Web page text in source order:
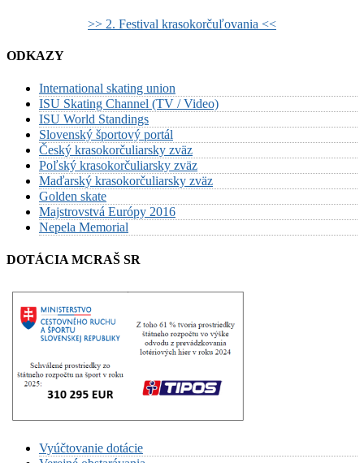
>> 2. Festival krasokorčuľovania <<
ODKAZY
International skating union
ISU Skating Channel (TV / Video)
ISU World Standings
Slovenský športový portál
Český krasokorčuliarsky zväz
Poľský krasokorčuliarsky zväz
Maďarský krasokorčuliarsky zväz
Golden skate
Majstrovstvá Európy 2016
Nepela Memorial
DOTÁCIA MCRAŠ SR
Vyúčtovanie dotácie